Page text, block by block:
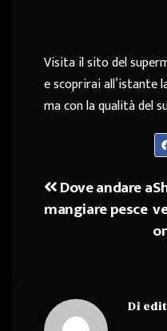
Visita il sito del
e scoprirai all’istante
ma con la qualità del
articoli
Dove andare a
mangiare pesce
Di